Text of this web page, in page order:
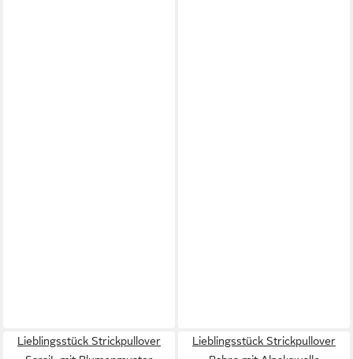
Lieblingsstück Strickpullover
Lieblingsstück Strickpullover